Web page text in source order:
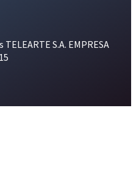
S.A. EMPRESA